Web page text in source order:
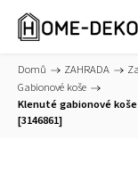
Domů / ZAHRADA /
Gabionové koše /
Klenuté gabionové
[3146861]